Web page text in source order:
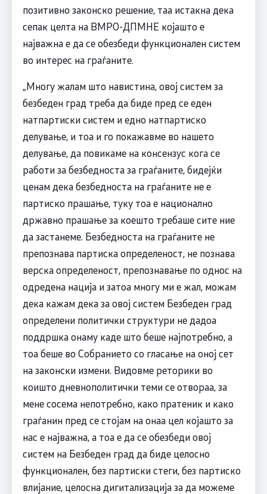
позитивно законско решение, таа истакна дека
сепак целта на ВМРО-ДПМНЕ којашто е
најважна е да се обезбеди функционален систем
во интерес на граѓаните.
„Многу жалам што навистина, овој систем за
безбеден град треба да биде пред се еден
натпартиски систем и едно натпартиско
делување, и тоа и го покажавме во нашето
делување, да повикаме на консензус кога се
работи за безбедноста за граѓаните, бидејќи
ценам дека безбедноста на граѓаните не е
партиско прашање, туку тоа е национално
државно прашање за коешто требаше сите ние
да застанеме. Безбедноста на граѓаните не
препознава партиска определеност, не познава
верска определеност, препознавање по однос на
одредена нација и затоа многу ми е жал, можам
дека кажам дека за овој систем Безбеден град
определени политички структури не дадоа
поддршка онаму каде што беше најпотребно, а
тоа беше во Собранието со гласање на оној сет
на законски измени. Видовме реторики во
коишто дневнополитички теми се отвораа, за
мене сосема непотребно, како пратеник и како
граѓанин пред се стојам на онаа цел којашто за
нас е најважна, а тоа е да се обезбеди овој
систем на Безбеден град да биде целосно
функционален, без партиски стеги, без партиско
влијание, целосна дигитализација за да можеме